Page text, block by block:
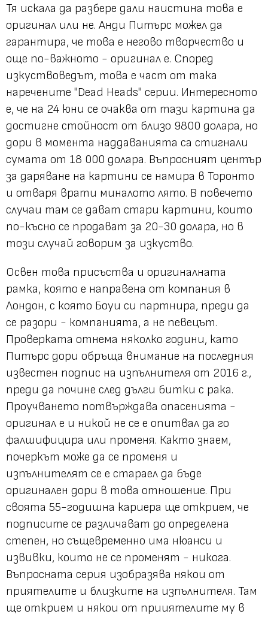
Тя искала да разбере дали наистина това е
оригинал или не. Анди Питърс можел да
гарантира, че това е негово творчество и
още по-важното - оригинал е. Според
изкуствоведът, това е част от така
наречените "Dead Heads" серии. Интересното
е, че на 24 юни се очаква от тази картина да
достигне стойност от близо 9800 долара, но
дори в момента наддаванията са стигнали
сумата от 18 000 долара. Въпросният център
за даряване на картини се намира в Торонто
и отваря врати миналото лято. В повечето
случаи там се дават стари картини, които
по-късно се продават за 20-30 долара, но в
този случай говорим за изкуство.
Освен това присъства и оригиналната
рамка, която е направена от компания в
Лондон, с която Боуи си партнира, преди да
се разори - компанията, а не певецът.
Проверката отнема няколко години, като
Питърс дори обръща внимание на последния
известен подпис на изпълнителя от 2016 г.,
преди да почине след дълги битки с рака.
Проучването потвърждава опасенията -
оригинал е и никой не се е опитвал да го
фалшифицира или променя. Както знаем,
почеркът може да се променя и
изпълнителят се е стараел да бъде
оригинален дори в това отношение. При
своята 55-годишна кариера ще открием, че
подписите се различават до определена
степен, но същевременно има нюанси и
извивки, които не се променят - никога.
Въпросната серия изобразява някои от
приятелите и близките на изпълнителя. Там
ще открием и някои от прииятелите му в